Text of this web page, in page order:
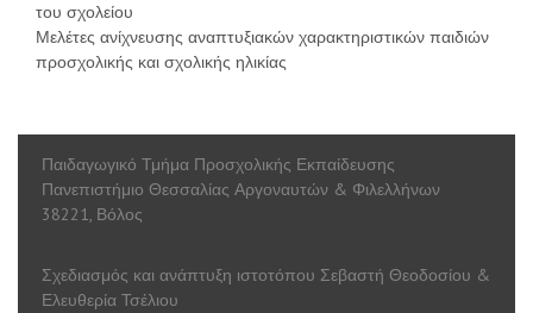
του σχολείου
Μελέτες ανίχνευσης αναπτυξιακών χαρακτηριστικών παιδιών
προσχολικής και σχολικής ηλικίας
Παιδαγωγικό Τμήμα Προσχολικής Εκπαίδευσης
Πανεπιστήμιο Θεσσαλίας Αργοναυτών & Φιλελλήνων
38221, Βόλος
Σχεδιασμός και ανάπτυξη ιστοτόπου Σεβαστή Θεοδοσίου &
Ελευθερία Τσέλιου